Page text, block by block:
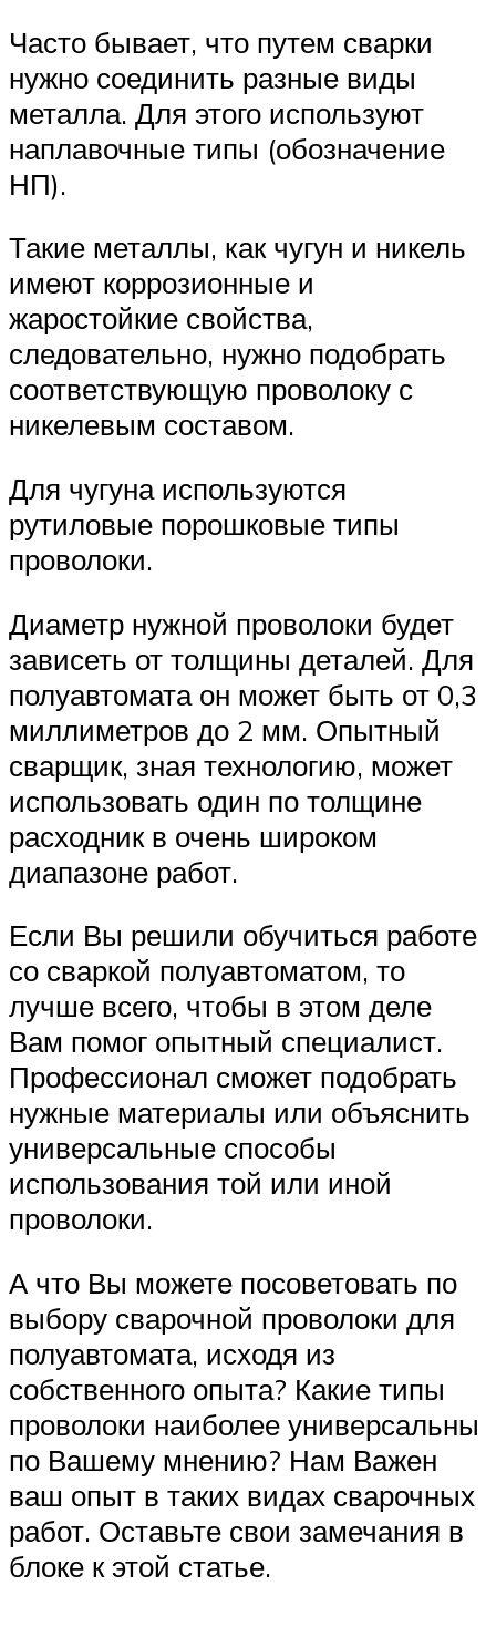
Часто бывает, что путем сварки
нужно соединить разные виды
металла. Для этого используют
наплавочные типы (обозначение
НП).
Такие металлы, как чугун и никель
имеют коррозионные и
жаростойкие свойства,
следовательно, нужно подобрать
соответствующую проволоку с
никелевым составом.
Для чугуна используются
рутиловые порошковые типы
проволоки.
Диаметр нужной проволоки будет
зависеть от толщины деталей. Для
полуавтомата он может быть от 0,3
миллиметров до 2 мм. Опытный
сварщик, зная технологию, может
использовать один по толщине
расходник в очень широком
диапазоне работ.
Если Вы решили обучиться работе
со сваркой полуавтоматом, то
лучше всего, чтобы в этом деле
Вам помог опытный специалист.
Профессионал сможет подобрать
нужные материалы или объяснить
универсальные способы
использования той или иной
проволоки.
А что Вы можете посоветовать по
выбору сварочной проволоки для
полуавтомата, исходя из
собственного опыта? Какие типы
проволоки наиболее универсальны
по Вашему мнению? Нам Важен
ваш опыт в таких видах сварочных
работ. Оставьте свои замечания в
блоке к этой статье.